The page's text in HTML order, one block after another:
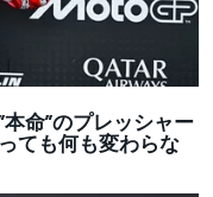
命”のプレッシャー
ても何も変わらな